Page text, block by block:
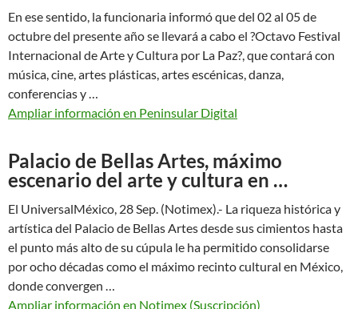
En ese sentido, la funcionaria informó que del 02 al 05 de
octubre del presente año se llevará a cabo el ?Octavo Festival
Internacional de Arte y Cultura por La Paz?, que contará con
música, cine, artes plásticas, artes escénicas, danza,
conferencias y …
Ampliar información en Peninsular Digital
Palacio de Bellas Artes, máximo
escenario del arte y cultura en …
El UniversalMéxico, 28 Sep. (Notimex).- La riqueza histórica y
artística del Palacio de Bellas Artes desde sus cimientos hasta
el punto más alto de su cúpula le ha permitido consolidarse
por ocho décadas como el máximo recinto cultural en México,
donde convergen …
Ampliar información en Notimex (Suscripción)